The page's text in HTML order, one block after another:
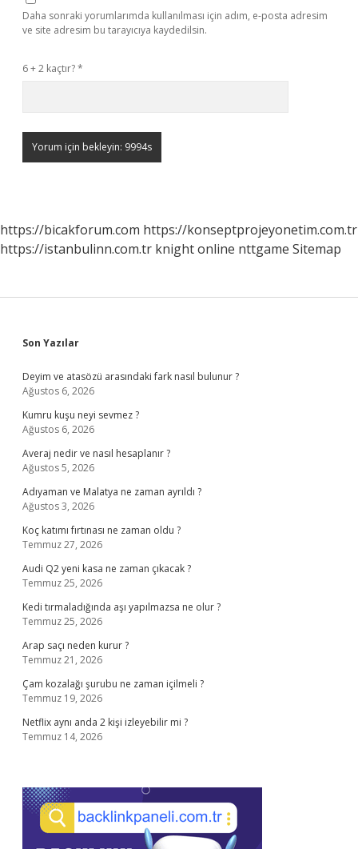
Daha sonraki yorumlarımda kullanılması için adım, e-posta adresim
ve site adresim bu tarayıcıya kaydedilsin.
6 + 2 kaçtır?*
https://bicakforum.com https://konseptprojeyonetim.com.tr
https://istanbulinn.com.tr knight online nttgame Sitemap
Sidebar
Son Yazılar
Deyim ve atasözü arasındaki fark nasıl bulunur ?
Ağustos 6, 2026
Kumru kuşu neyi sevmez ?
Ağustos 6, 2026
Averaj nedir ve nasıl hesaplanır ?
Ağustos 5, 2026
Adıyaman ve Malatya ne zaman ayrıldı ?
Ağustos 3, 2026
Koç katımı fırtınası ne zaman oldu ?
Temmuz 27, 2026
Audi Q2 yeni kasa ne zaman çıkacak ?
Temmuz 25, 2026
Kedi tırmaladığında aşı yapılmazsa ne olur ?
Temmuz 25, 2026
Arap saçı neden kurur ?
Temmuz 21, 2026
Çam kozalağı şurubu ne zaman içilmeli ?
Temmuz 19, 2026
Netflix aynı anda 2 kişi izleyebilir mi ?
Temmuz 14, 2026